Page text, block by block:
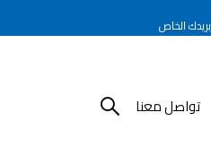
بريدك الخاص
تواصل معنا